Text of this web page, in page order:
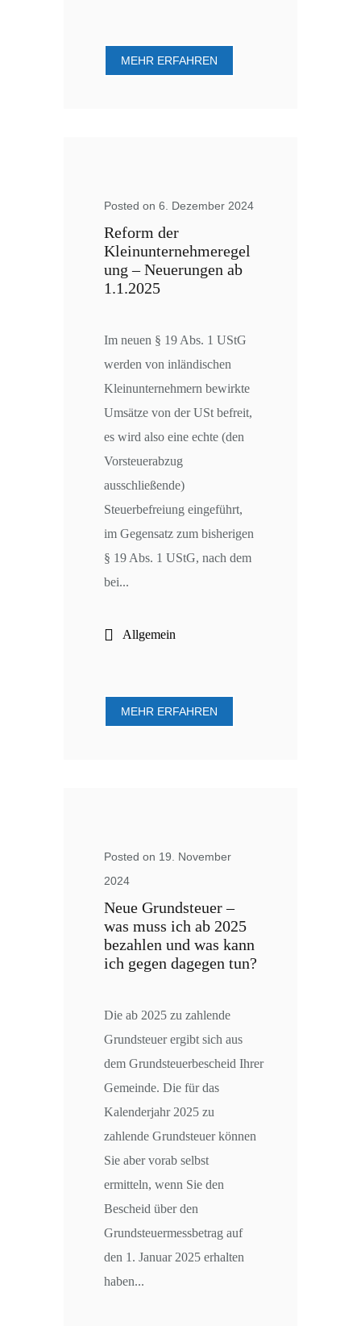
MEHR ERFAHREN
Posted on 6. Dezember 2024
Reform der
Kleinunternehmeregel
ung – Neuerungen ab
1.1.2025
Im neuen § 19 Abs. 1 UStG
werden von inländischen
Kleinunternehmern bewirkte
Umsätze von der USt befreit,
es wird also eine echte (den
Vorsteuerabzug
ausschließende)
Steuerbefreiung eingeführt,
im Gegensatz zum bisherigen
§ 19 Abs. 1 UStG, nach dem
bei...
Allgemein
MEHR ERFAHREN
Posted on 19. November
2024
Neue Grundsteuer –
was muss ich ab 2025
bezahlen und was kann
ich gegen dagegen tun?
Die ab 2025 zu zahlende
Grundsteuer ergibt sich aus
dem Grundsteuerbescheid Ihrer
Gemeinde. Die für das
Kalenderjahr 2025 zu
zahlende Grundsteuer können
Sie aber vorab selbst
ermitteln, wenn Sie den
Bescheid über den
Grundsteuermessbetrag auf
den 1. Januar 2025 erhalten
haben...